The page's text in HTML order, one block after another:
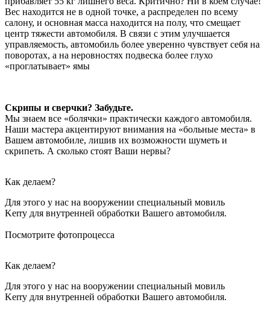
Вес находится не в одной точке, а распределен по всему
салону, и основная масса находится на полу, что смещает
центр тяжести автомобиля. В связи с этим улучшается
управляемость, автомобиль более уверенно чувствует себя на
поворотах, а на неровностях подвеска более глухо
«проглатывает» ямы
Скрипы и сверчки? Забудьте.
Мы знаем все «болячки» практически каждого автомобиля.
Наши мастера акцентируют внимания на «больные места» в
Вашем автомобиле, лишив их возможности шуметь и
скрипеть. А сколько стоят Ваши нервы?
Как делаем?
Для этого у нас на вооружении специальный мовиль
Kerry для внутренней обработки Вашего автомобиля.
Посмотрите фотопроцесса
Как делаем?
Для этого у нас на вооружении специальный мовиль
Kerry для внутренней обработки Вашего автомобиля.